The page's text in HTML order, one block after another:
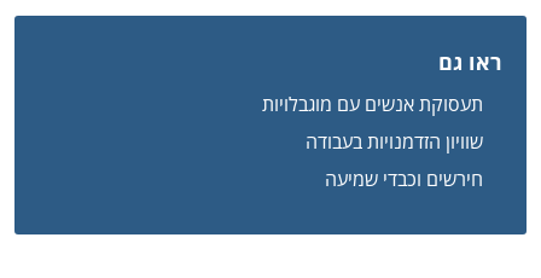
ראו גם
תעסוקת אנשים עם מוגבלויות
שוויון הזדמנויות בעבודה
חירשים וכבדי שמיעה